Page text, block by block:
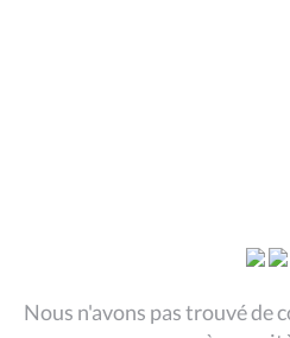
Nous n'avons pas trouvé de